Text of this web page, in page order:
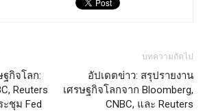
ฐกิจโลก:
Reuters
ะชุม Fed
บทความถัดไป
อัปเดตข่าว: สรุปรายงาน
เศรษฐกิจโลกจาก Bloomberg,
CNBC, และ Reuters